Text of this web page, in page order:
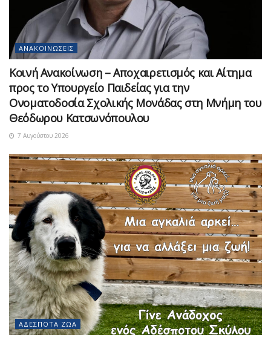
ΑΝΑΚΟΙΝΏΣΕΙΣ
Κοινή Ανακοίνωση – Αποχαιρετισμός και Αίτημα
προς το Υπουργείο Παιδείας για την
Ονοματοδοσία Σχολικής Μονάδας στη Μνήμη του
Θεόδωρου Κατσωνόπουλου
7 Αυγούστου 2026
ΑΔΈΣΠΟΤΑ ΖΏΑ